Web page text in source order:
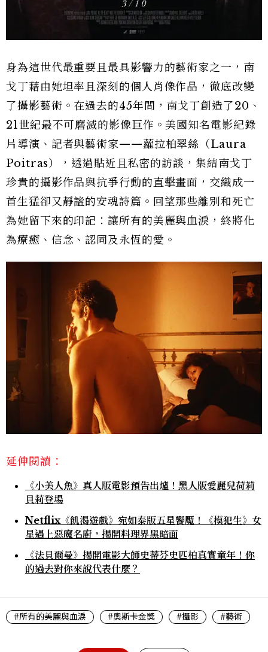
身為這世代最重要且最具影響力的藝術家之一，南
戈丁藉由她坦率且深刻的個人肖像作品，徹底改變
了攝影藝術。在過去的45年間，南戈丁創造了20、
21世紀最不可磨滅的影像巨作。美國知名電影紀錄
片導演、記者與藝術家——蘿拉柏翠絲（Laura
Poitras），透過貼近且私密的訪談，集結南戈丁
珍貴的攝影作品與抗爭行動的直擊畫面，交織成一
首生猛卻又靜謐的安魂詩篇。回望那些離別和死亡
為她留下來的印記：讓所有的美麗與血淚，終將化
為療癒、信念、認同及永恆的愛。
延伸閱讀：
《小美人魚》真人版電影預告出爐！黑人版愛麗兒荷莉
貝莉登場
Netflix《飢渴遊戲》宛如泰版五星饗魘！《模犯生》女
星遇上惡魔名廚，揭開料理界黑暗面
《法貝爾曼》揭開電影大師史蒂芬史匹柏真實童年！你
的過去對你來說代表什麼？
#所有的美麗與血淚 #奧斯卡金獎 #攝影 #藝術